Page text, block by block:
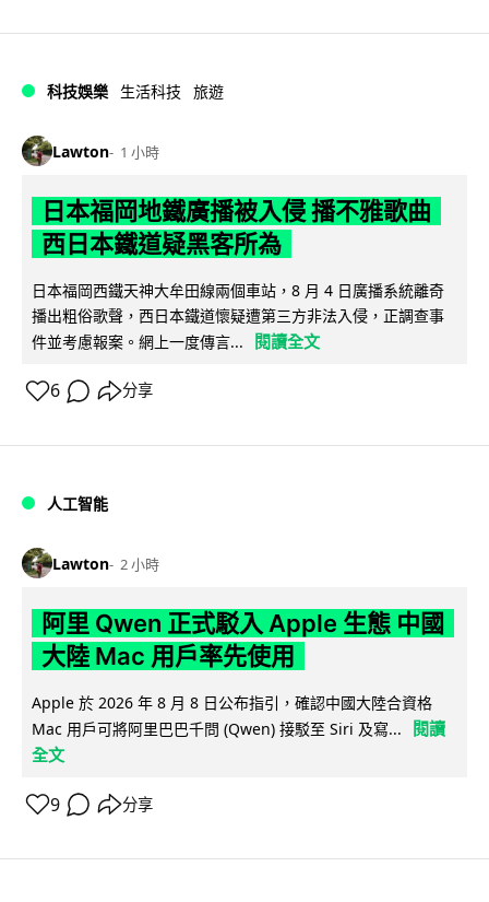
科技娛樂 生活科技 旅遊
Lawton 1 小時
日本福岡地鐵廣播被入侵 播不雅歌曲
西日本鐵道疑黑客所為
日本福岡西鐵天神大牟田線兩個車站，8 月 4 日廣播系統離奇
播出粗俗歌聲，西日本鐵道懷疑遭第三方非法入侵，正調查事
件並考慮報案。網上一度傳言...
閱讀全文
6 分享
人工智能
Lawton 2 小時
阿里 Qwen 正式駁入 Apple 生態 中國
大陸 Mac 用戶率先使用
Apple 於 2026 年 8 月 8 日公布指引，確認中國大陸合資格
Mac 用戶可將阿里巴巴千問 (Qwen) 接駁至 Siri 及寫...
閱讀
全文
9 分享